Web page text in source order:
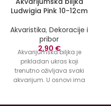
Ludwigia Pink 10-12cm
Akvaristika, Dekoracije i
pribor
2,90 €
Akvarijumska biljka je
prikladan ukras koji
trenutno oživljava svaki
akvarijum. U osnovi ima